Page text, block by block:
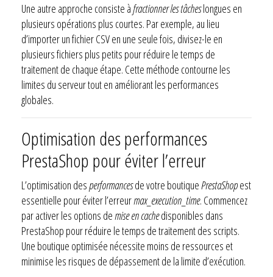
Une autre approche consiste àfractionner les tâcheslongues en
plusieurs opérations plus courtes. Par exemple, au lieu
d’importer un fichier CSV en une seule fois, divisez-le en
plusieurs fichiers plus petits pour réduire le temps de
traitement de chaque étape. Cette méthode contourne les
limites du serveur tout en améliorant les performances
globales.
Optimisation des performances
PrestaShop pour éviter l’erreur
L’optimisation desperformancesde votre boutiquePrestaShopest
essentielle pour éviter l’erreurmax_execution_time. Commencez
par activer les options de mise en cachedisponibles dans
PrestaShop pour réduire le temps de traitement des scripts.
Une boutique optimisée nécessite moins de ressources et
minimise les risques de dépassement de la limite d’exécution.